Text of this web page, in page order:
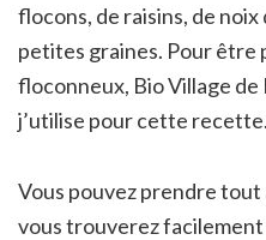
flocons, de raisins, de
petites graines. Pour être
floconneux, Bio Village
j’utilise pour cette recette.
Vous pouvez prendre
vous trouverez facilement